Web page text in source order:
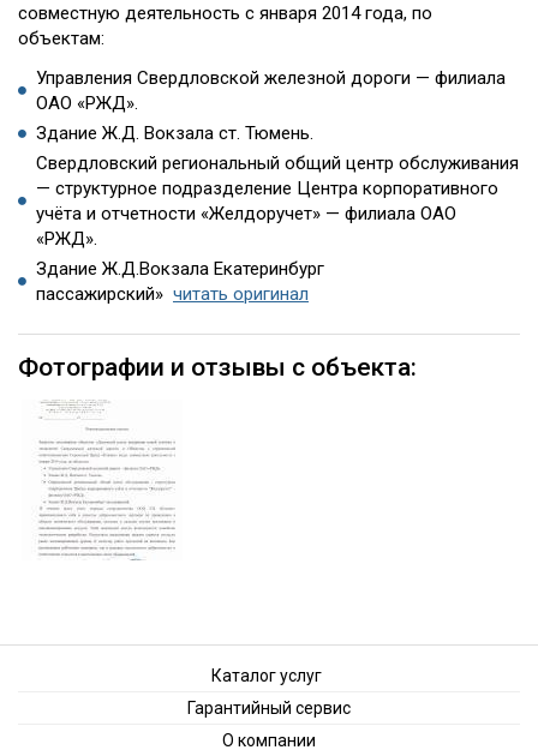
совместную деятельность с января 2014 года, по
объектам:
Управления Свердловской железной дороги — филиала
ОАО «РЖД».
Здание Ж.Д. Вокзала ст. Тюмень.
Свердловский региональный общий центр обслуживания
— структурное подразделение Центра корпоративного
учёта и отчетности «Желдоручет» — филиала ОАО
«РЖД».
Здание Ж.Д.Вокзала Екатеринбург
пассажирский» читать оригинал
Фотографии и отзывы с объекта:
Каталог услуг
Гарантийный сервис
О компании